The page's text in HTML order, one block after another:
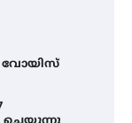
വോയിസ്